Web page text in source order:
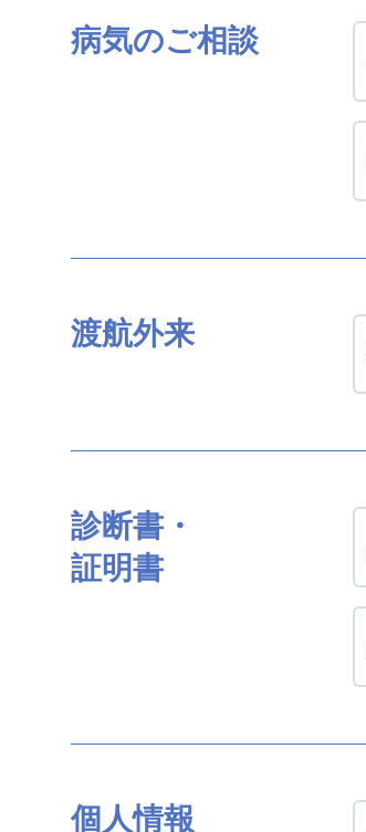
病気のご相談
渡航外来
診断書・
証明書
個人情報